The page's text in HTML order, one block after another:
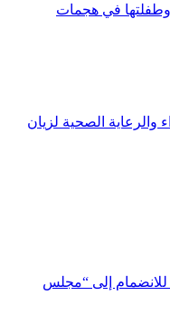
بينهم أم وطفلتها في هجمات
والرعاية الصحية لزيان
إلى “مجلس